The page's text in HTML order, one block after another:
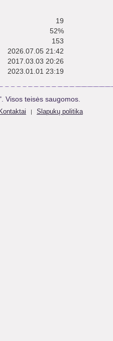
19
52%
153
2026.07.05 21:42
2017.03.03 20:26
2023.01.01 23:19
Visos teisės saugomos.
Kontaktai | Slapukų politika